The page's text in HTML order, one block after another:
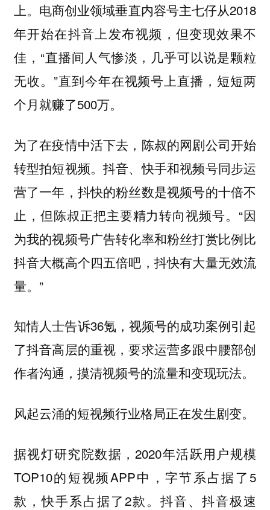
上。电商创业领域垂直内容号主七仔从2018
年开始在抖音上发布视频，但变现效果不
佳，“直播间人气惨淡，几乎可以说是颗粒
无收。”直到今年在视频号上直播，短短两
个月就赚了500万。
为了在疫情中活下去，陈叔的网剧公司开始
转型拍短视频。抖音、快手和视频号同步运
营了一年，抖快的粉丝数是视频号的十倍不
止，但陈叔正把主要精力转向视频号。“因
为我的视频号广告转化率和粉丝打赏比例比
抖音大概高个四五倍吧，抖快有大量无效流
量。”
知情人士告诉36氪， 视频号的成功案例引起
了抖音高层的重视，要求运营多跟中腰部创
作者沟通，摸清视频号的流量和变现玩法。
风起云涌的短视频行业格局正在发生剧变。
据视灯研究院数据，2020年活跃用户规模
TOP10的短视频APP中，字节系占据了5
款，快手系占据了2款。抖音、抖音极速